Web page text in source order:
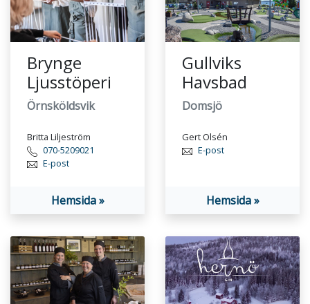
Brynge
Ljusstöperi
Örnsköldsvik
Britta Liljeström
070-5209021
E-post
Hemsida »
Gullviks
Havsbad
Domsjö
Gert Olsén
E-post
Hemsida »